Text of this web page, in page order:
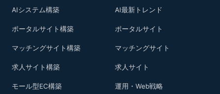
AIシステム構築
ポータルサイト構築
マッチングサイト構築
求人サイト構築
モール型EC構築
AI最新トレンド
ポータルサイト
マッチングサイト
求人サイト
運用・Web戦略